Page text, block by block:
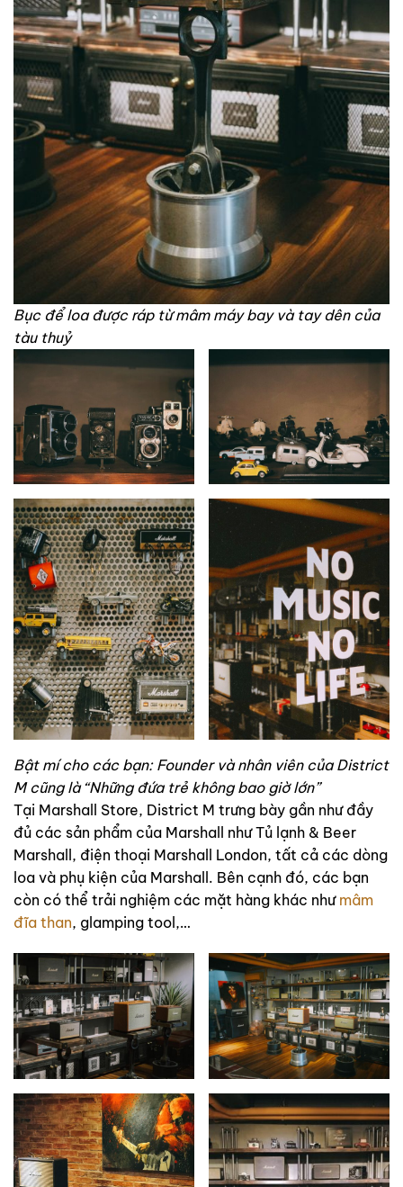
Bục để loa được ráp từ mâm máy bay và tay dên của
tàu thuỷ
Bật mí cho các bạn: Founder và nhân viên của District
M cũng là “Những đứa trẻ không bao giờ lớn”
Tại Marshall Store, District M trưng bày gần như đầy
đủ các sản phẩm của Marshall như Tủ lạnh & Beer
Marshall, điện thoại Marshall London, tất cả các dòng
loa và phụ kiện của Marshall. Bên cạnh đó, các bạn
còn có thể trải nghiệm các mặt hàng khác như mâm
đĩa than, glamping tool,…